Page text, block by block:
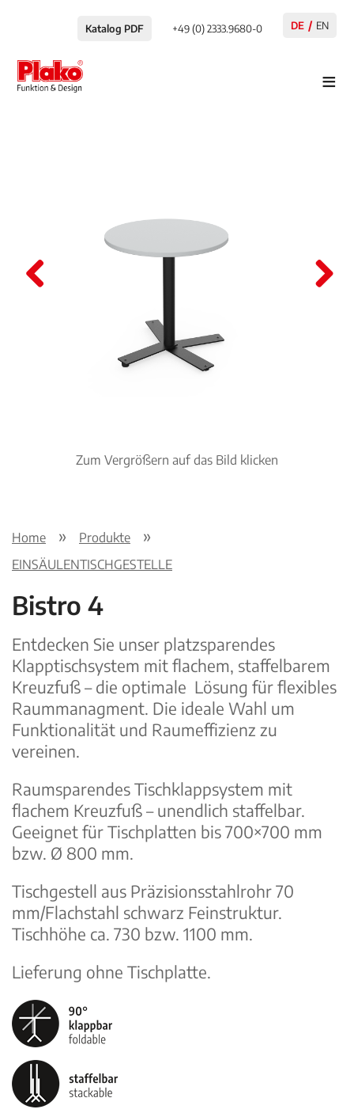
Katalog PDF +49 (0) 2333.9680-0 DE EN
≡
Zum Vergrößern auf das Bild klicken
Home
Produkte
EINSÄULENTISCHGESTELLE
Bistro 4
Entdecken Sie unser platzsparendes
Klapptischsystem mit flachem, staffelbarem
Kreuzfuß – die optimale Lösung für flexibles
Raummanagment. Die ideale Wahl um
Funktionalität und Raumeffizienz zu
vereinen.
Raumsparendes Tischklapp­system mit
flachem Kreuzfuß – unendlich staffelbar.
Geeignet für Tisch­platten bis 700×700 mm
bzw. Ø 800 mm.
Tischgestell aus Präzisions­stahlrohr 70
mm/Flachstahl schwarz Feinstruktur.
Tischhöhe ca. 730 bzw. 1100 mm.
Lieferung ohne Tischplatte.